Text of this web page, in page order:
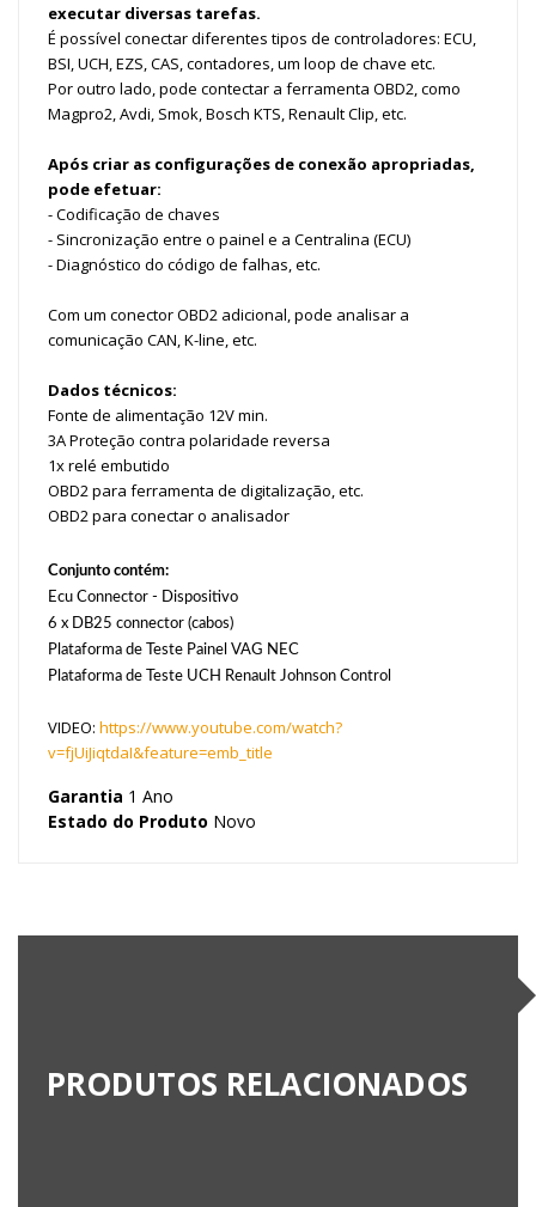
executar diversas tarefas.
É possível conectar diferentes tipos de controladores: ECU,
BSI, UCH, EZS, CAS, contadores, um loop de chave etc.
Por outro lado, pode contectar a ferramenta OBD2, como
Magpro2, Avdi, Smok, Bosch KTS, Renault Clip, etc.
Após criar as configurações de conexão apropriadas,
pode efetuar:
- Codificação de chaves
- Sincronização entre o painel e a Centralina (ECU)
- Diagnóstico do código de falhas, etc.
Com um conector OBD2 adicional, pode analisar a
comunicação CAN, K-line, etc.
Dados técnicos:
Fonte de alimentação 12V min.
3A Proteção contra polaridade reversa
1x relé embutido
OBD2 para ferramenta de digitalização, etc.
OBD2 para conectar o analisador
Conjunto contém:
Ecu Connector - Dispositivo
6 x DB25 connector (cabos)
Plataforma de Teste Painel VAG NEC
Plataforma de Teste UCH Renault Johnson Control
VIDEO: https://www.youtube.com/watch?
v=fjUiJiqtdaI&feature=emb_title
Garantia 1 Ano
Estado do Produto Novo
PRODUTOS RELACIONADOS